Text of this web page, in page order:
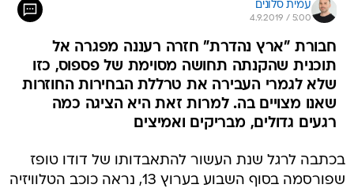
עמית סלונים
4.9.2019 / 5:00
חבורת "ארץ נהדרת" חזרה רעננה מפגרה אל
תוכנית שהקנתה תחושה מסוימת של פספוס, כזו
שלא לגמרי העבירה את טרללת הבחירות החוזרות
שאנו מצויים בה. למרות זאת היא הציגה כמה
רגעים גדולים, מבריקים ואמיצים
בכתבה לרגל שנת העשור להתאבדותו של דודו טופז
שפורסמה בסוף השבוע בערוץ 13, נראה כוכב הטלוויזיה